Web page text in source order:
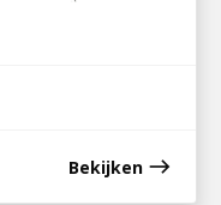
Bekijken east